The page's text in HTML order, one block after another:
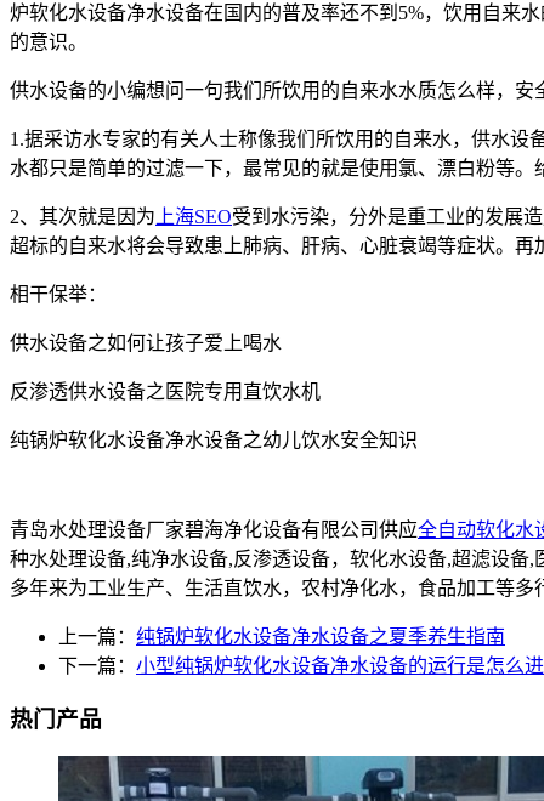
炉软化水设备净水设备在国内的普及率还不到5%，饮用自来
的意识。
供水设备的小编想问一句我们所饮用的自来水水质怎么样，安
1.据采访水专家的有关人士称像我们所饮用的自来水，供水
水都只是简单的过滤一下，最常见的就是使用氯、漂白粉等
2、其次就是因为 上海SEO受到水污染，分外是重工业的发展
超标的自来水将会导致患上肺病、肝病、心脏衰竭等症状。
相干保举：
供水设备之如何让孩子爱上喝水
反渗透供水设备之医院专用直饮水机
纯锅炉软化水设备净水设备之幼儿饮水安全知识
青岛水处理设备厂家碧海净化设备有限公司供应全自动软化水
种水处理设备,纯净水设备,反渗透设备，软化水设备,超滤设
多年来为工业生产、生活直饮水，农村净化水，食品加工等
上一篇： 纯锅炉软化水设备净水设备之夏季养生指南
下一篇： 小型纯锅炉软化水设备净水设备的运行是怎么
热门产品